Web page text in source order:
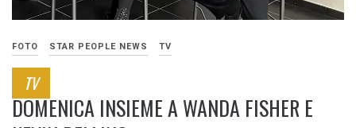
FOTO STAR PEOPLE NEWS TV
TV
DOMENICA INSIEME A WANDA FISHER E